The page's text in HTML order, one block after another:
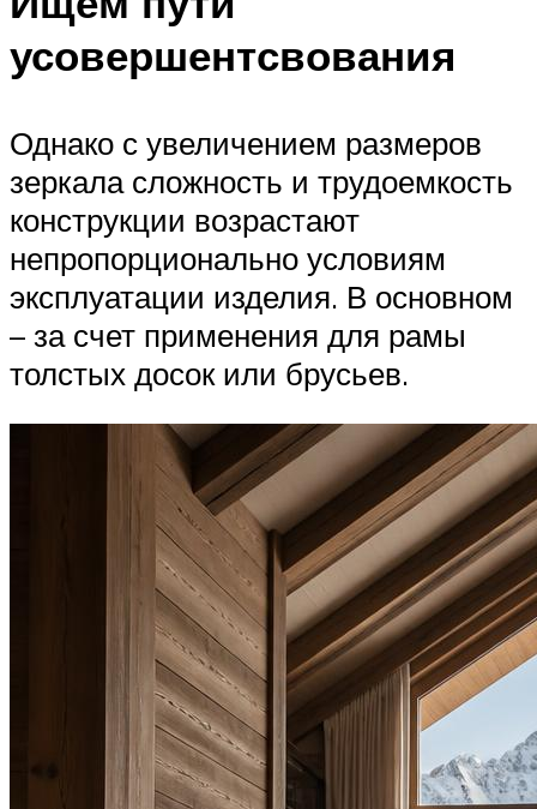
усовершентсвования
Однако с увеличением размеров
зеркала сложность и трудоемкость
конструкции возрастают
непропорционально условиям
эксплуатации изделия. В основном
– за счет применения для рамы
толстых досок или брусьев.